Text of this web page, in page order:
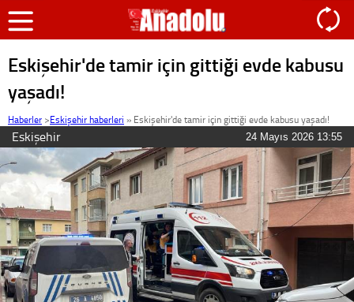
Eskişehir'de tamir için gittiği evde kabusu
yaşadı!
Haberler >Eskişehir haberleri » Eskişehir'de tamir için gittiği evde kabusu yaşadı!
Eskişehir 24 Mayıs 2026 13:55